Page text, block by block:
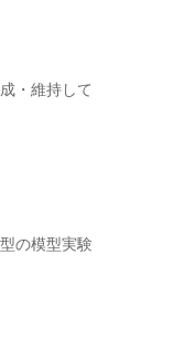
・維持して
の模型実験